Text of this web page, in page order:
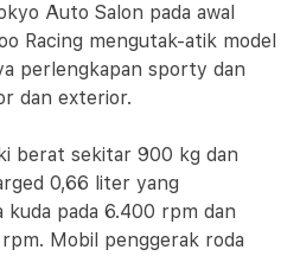
Auto Salon pada awal
Racing mengutak-atik model
perlengkapan sporty dan
dan exterior.
berat sekitar 900 kg dan
0,66 liter yang
kuda pada 6.400 rpm dan
Mobil penggerak roda